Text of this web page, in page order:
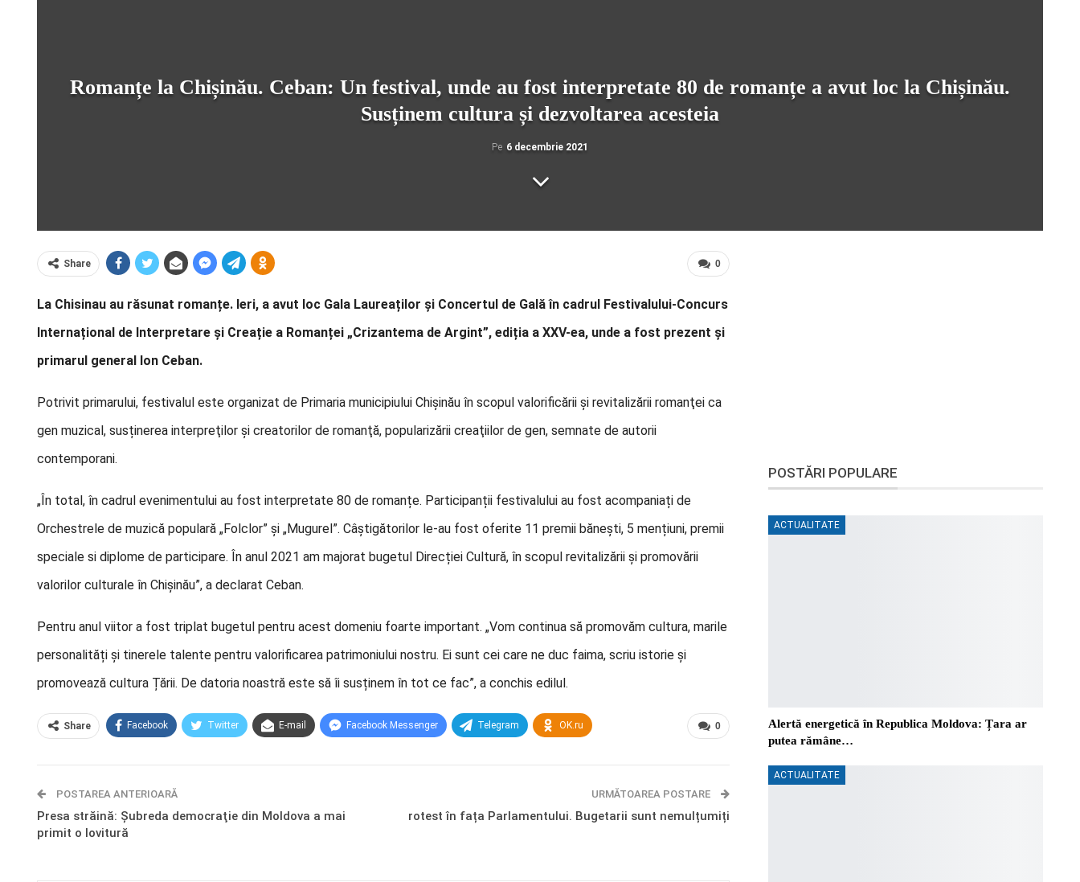
Romanțe la Chișinău. Ceban: Un festival, unde au fost interpretate 80 de romanțe a avut loc la Chișinău.
Susținem cultura și dezvoltarea acesteia
Pe 6 decembrie 2021
0
Share
La Chisinau au răsunat romanțe. Ieri, a avut loc Gala Laureaților și Concertul de Gală în cadrul Festivalului-Concurs
Internațional de Interpretare și Creație a Romanței „Crizantema de Argint”, ediția a XXV-ea, unde a fost prezent și
primarul general Ion Ceban.
Potrivit primarului, festivalul este organizat de Primaria municipiului Chișinău în scopul valorificării şi revitalizării romanţei ca
gen muzical, susținerea interpreţilor şi creatorilor de romanţă, popularizării creaţiilor de gen, semnate de autorii
contemporani.
„În total, în cadrul evenimentului au fost interpretate 80 de romanțe. Participanții festivalului au fost acompaniați de
Orchestrele de muzică populară „Folclor” și „Mugurel”. Câștigătorilor le-au fost oferite 11 premii bănești, 5 mențiuni, premii
speciale si diplome de participare. În anul 2021 am majorat bugetul Direcției Cultură, în scopul revitalizării și promovării
valorilor culturale în Chișinău”, a declarat Ceban.
Pentru anul viitor a fost triplat bugetul pentru acest domeniu foarte important. „Vom continua să promovăm cultura, marile
personalități și tinerele talente pentru valorificarea patrimoniului nostru. Ei sunt cei care ne duc faima, scriu istorie și
promovează cultura Țării. De datoria noastră este să îi susținem în tot ce fac”, a conchis edilul.
0
Share Facebook Twitter E-mail Facebook Messenger Telegram OK.ru
POSTAREA ANTERIOARĂ
Presa străină: Şubreda democraţie din Moldova a mai
primit o lovitură
URMĂTOAREA POSTARE
rotest în fața Parlamentului. Bugetarii sunt nemulțumiți
POSTĂRI POPULARE
ACTUALITATE
Alertă energetică în Republica Moldova: Țara ar
putea rămâne…
ACTUALITATE